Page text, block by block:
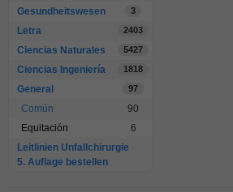
Gesundheitswesen 3
Letra 2403
Ciencias Naturales 5427
Ciencias Ingeniería 1818
General 97
Común
90
Equitación
6
Leitlinien Unfallchirurgie
5. Auflage bestellen